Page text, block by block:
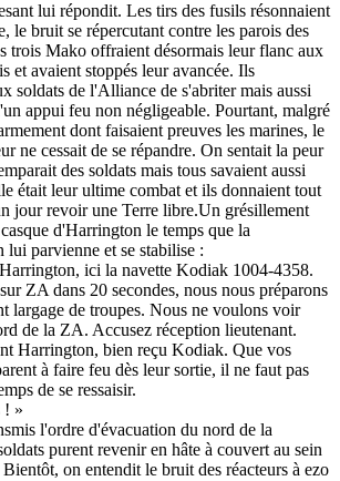
lui répondit. Les tirs des fusils résonnaient
le bruit se répercutant contre les parois des
trois Mako offraient désormais leur flanc aux
et avaient stoppés leur avancée. Ils
soldats de l'Alliance de s'abriter mais aussi
appui feu non négligeable. Pourtant, malgré
dont faisaient preuves les marines, le
ne cessait de se répandre. On sentait la peur
des soldats mais tous savaient aussi
était leur ultime combat et ils donnaient tout
jour revoir une Terre libre.Un grésillement
d'Harrington le temps que la
lui parvienne et se stabilise :
ici la navette Kodiak 1004-4358.
ZA dans 20 secondes, nous nous préparons
largage de troupes. Nous ne voulons voir
de la ZA. Accusez réception lieutenant.
Harrington, bien reçu Kodiak. Que vos
à faire feu dès leur sortie, il ne faut pas
de se ressaisir.
! »
l'ordre d'évacuation du nord de la
purent revenir en hâte à couvert au sein
on entendit le bruit des réacteurs à ezo